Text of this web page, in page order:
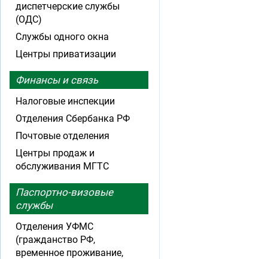
диспетчерские службы
(ОДС)
Службы одного окна
Центры приватизации
Финансы и связь
Налоговые инспекции
Отделения Сбербанка РФ
Почтовые отделения
Центры продаж и
обслуживания МГТС
Паспортно-визовые
службы
Отделения УФМС
(гражданство РФ,
временное проживание,